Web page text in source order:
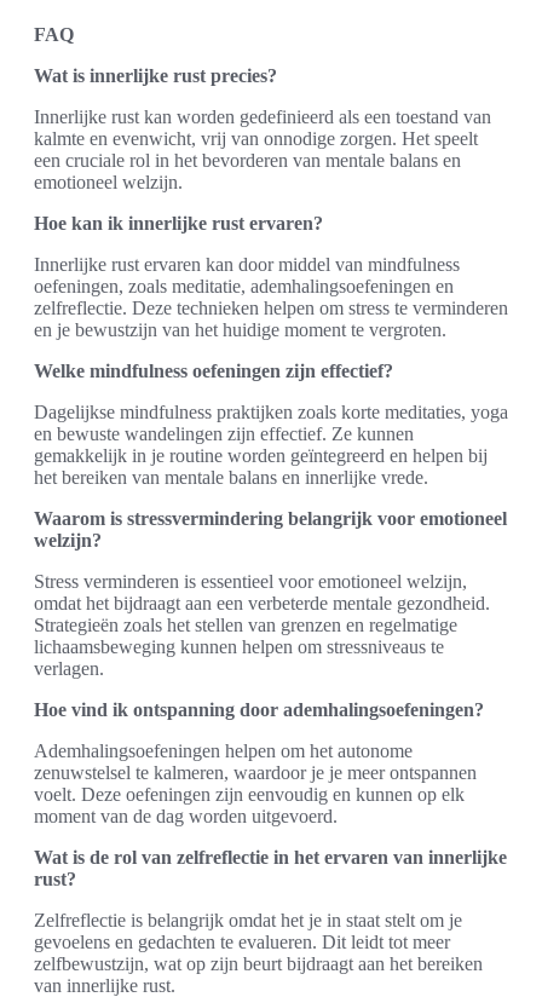
FAQ
Wat is innerlijke rust precies?
Innerlijke rust kan worden gedefinieerd als een toestand van
kalmte en evenwicht, vrij van onnodige zorgen. Het speelt
een cruciale rol in het bevorderen van mentale balans en
emotioneel welzijn.
Hoe kan ik innerlijke rust ervaren?
Innerlijke rust ervaren kan door middel van mindfulness
oefeningen, zoals meditatie, ademhalingsoefeningen en
zelfreflectie. Deze technieken helpen om stress te verminderen
en je bewustzijn van het huidige moment te vergroten.
Welke mindfulness oefeningen zijn effectief?
Dagelijkse mindfulness praktijken zoals korte meditaties, yoga
en bewuste wandelingen zijn effectief. Ze kunnen
gemakkelijk in je routine worden geïntegreerd en helpen bij
het bereiken van mentale balans en innerlijke vrede.
Waarom is stressvermindering belangrijk voor emotioneel
welzijn?
Stress verminderen is essentieel voor emotioneel welzijn,
omdat het bijdraagt aan een verbeterde mentale gezondheid.
Strategieën zoals het stellen van grenzen en regelmatige
lichaamsbeweging kunnen helpen om stressniveaus te
verlagen.
Hoe vind ik ontspanning door ademhalingsoefeningen?
Ademhalingsoefeningen helpen om het autonome
zenuwstelsel te kalmeren, waardoor je je meer ontspannen
voelt. Deze oefeningen zijn eenvoudig en kunnen op elk
moment van de dag worden uitgevoerd.
Wat is de rol van zelfreflectie in het ervaren van innerlijke
rust?
Zelfreflectie is belangrijk omdat het je in staat stelt om je
gevoelens en gedachten te evalueren. Dit leidt tot meer
zelfbewustzijn, wat op zijn beurt bijdraagt aan het bereiken
van innerlijke rust.